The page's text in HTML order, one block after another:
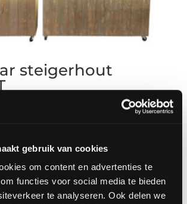
gebruik van cookies
om content en advertenties te
functies voor social media te bieden
te analyseren. Ook delen we
steigerhout